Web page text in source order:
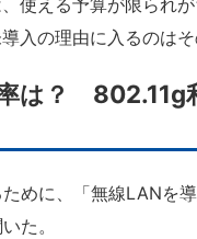
使える予算が限られ
入の理由に入るのはそ
は？ 802.11g
めに、「無線LANを
た。